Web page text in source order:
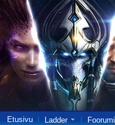
Etusivu Ladder Foorumi